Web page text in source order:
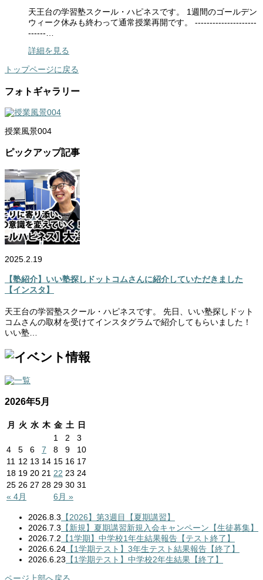
天王台の学習塾スクール・ハピネスです。 1週間のゴールデン
ウィーク休みも終わって通常授業再開です。 ---------------------
------…
詳細を見る
トップページに戻る
フォトギャラリー
授業風景004
ピックアップ記事
2025.2.19
【塾紹介】いい塾探しドットコムさんに紹介していただきました
【インスタ】
天王台の学習塾スクール・ハピネスです。 先日、いい塾探しドット
コムさんの取材を受けてインスタグラムで紹介してもらいました！
いい塾…
2026年5月
月 火 水 木 金 土 日
« 4月 6月 »
1 2
3
4
5 6 7 8 9
10
11 12 13 14 15 16 17
18 19 20 21 22 23 24
25 26 27 28 29 30 31
2026.8.3 【2026】第3週目【夏期講習】
2026.7.3 【新規】夏期講習新規入会キャンペーン【生徒募集】
2026.7.2 【1学期】中学校1年生結果報告【テスト終了】
2026.6.24 【1学期テスト】3年生テスト結果報告【終了】
2026.6.23 【1学期テスト】中学校2年生結果【終了】
ページ上部へ戻る